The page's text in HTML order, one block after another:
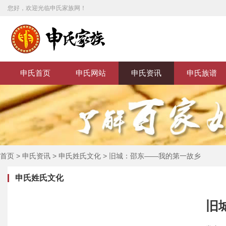
您好，欢迎光临申氏家族网！
申氏首页 申氏网站 申氏资讯 申氏族谱
首页 > 申氏资讯 > 申氏姓氏文化 > 旧城：邵东——我的第一故乡
申氏姓氏文化